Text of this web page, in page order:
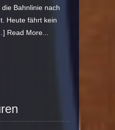
Bahnlinie nach
Heute fährt kein
Read More...